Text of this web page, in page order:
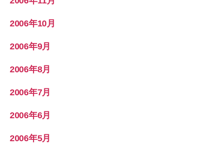
2006年10月
2006年9月
2006年8月
2006年7月
2006年6月
2006年5月